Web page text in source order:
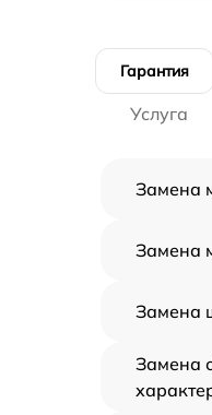
Гарантия
Услуга
Замена
Замена
Замена
Замена